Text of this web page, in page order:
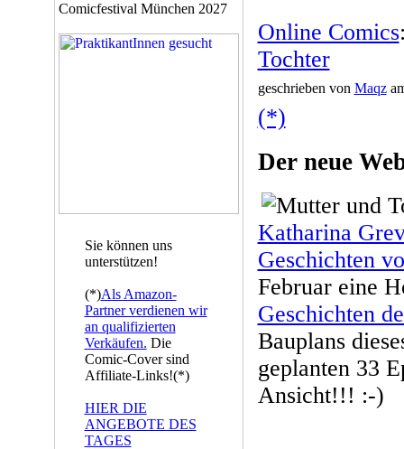
Comicfestival München 2027
Sie können uns
unterstützen!
(*)Als Amazon-
Partner verdienen wir
an qualifizierten
Verkäufen. Die
Comic-Cover sind
Affiliate-Links!(*)
HIER DIE
ANGEBOTE DES
TAGES
Online Comics
Tochter
geschrieben von Maqz
(*)
Der neue
Katharina
Geschichten
Februar eine
Geschichten
Bauplans
geplanten 33
Ansicht!!! :-)